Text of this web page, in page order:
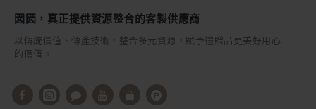
囡囡，真正提供資源整合的客製供應商
以傳統價值、傳產技術，整合多元資源，賦予禮贈品更美好用心
的價值。